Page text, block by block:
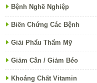
Bệnh Nghề Nghiệp
Biến Chứng Các Bệnh
Giải Phẩu Thẩm Mỹ
Giảm Cân / Giảm Béo
Khoáng Chất Vitamin